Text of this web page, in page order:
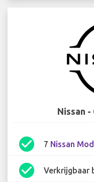
Nissan
check_circle 7 Nissan
check_circle Verkrijgbaar